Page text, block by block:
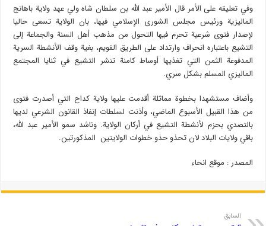
وفي تعليقه على الأمر قال الأمير عبد الله بن سلطان شاه ولي عهد ولاية باهانج
الماليزية ورئيس مجلس الشورى الإسلامي فيها، بان الولاية تسعى حاليا
لإصدار فتوى شرعية تحرم فيها التحول من مذهب أهل السنة والجماعة إلى
التشيع باعتباره انحراف وارتداد على الطريق القويم، بغية وقف الأنشطة السرية
المدفوعة الثمن التي تغذيها أوساط كامنة تنشر التشيع في ثنايا المجتمع
الماليزي المسلم بشكل سري.
وأضاف مستشهدا بخطوة مماثلة أقدمت عليها ولاية كداح التي أصدرت فتوى
من هذا القبيل الأسبوع الماضي، وأذنت لسلطات إنفاذ القانون الشرعي لديها
بالتصدي بحزم لأنشطة التشيع في أركان الولاية. وناشد سمو الأمير عبد الله،
باقي ولايات البلاد لان تحذو حذو خطوات الولايتين المذكورتين.
المصدر : موقع انحاء
السابق